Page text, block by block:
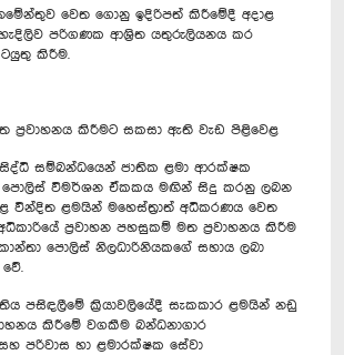
වෙත ගොනු ඉදිරිපත් කිරීමේදී අදාළ
පරිගණක ආශ්‍රිත යතුරුලියනය කර
කිරීම.
ප්‍රවාහනය කිරීමට සකසා ඇති වැඩ පිළිවෙළ
සිද්ධි සම්බන්ධයෙන් ජාතික ළමා ආරක්ෂක
පොලිස් විමර්ශන ඒකකය මඟින් සිදු කරනු ලබන
වින්දිත ළමයින් මහෙස්ත්‍රාත් අධිකරණය වෙත
ප්‍රවාහන පහසුකම් මත ප්‍රවාහනය කිරීම
පොලිස් නිලධාරිනියකගේ සහාය ලබා
පසිඳලීමේ ක්‍රියාවලියේදී සැකකාර ළමයින් නඩු
කිරීමේ වගකීම බන්ධනාගාර
පරිවාස හා ළමාරක්ෂක සේවා